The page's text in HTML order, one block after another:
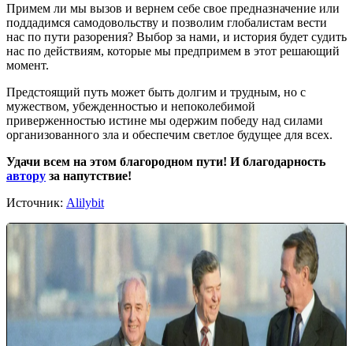
Примем ли мы вызов и вернем себе свое предназначение или
поддадимся самодовольству и позволим глобалистам вести
нас по пути разорения? Выбор за нами, и история будет судить
нас по действиям, которые мы предпримем в этот решающий
момент.
Предстоящий путь может быть долгим и трудным, но с
мужеством, убежденностью и непоколебимой
приверженностью истине мы одержим победу над силами
организованного зла и обеспечим светлое будущее для всех.
Удачи всем на этом благородном пути! И благодарность
автору за напутствие!
Источник: Alilybit